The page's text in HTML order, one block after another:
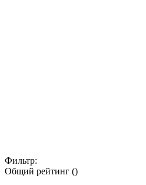
Фильтр:
Общий рейтинг ()